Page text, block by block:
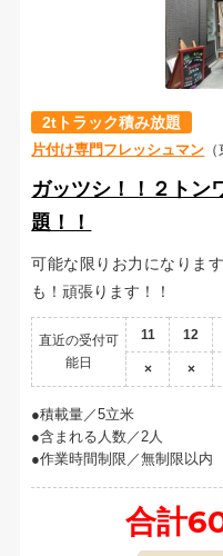
2tトラック積み放題
片付け専門フレッシュマン
ガッツシ！！２トン
題！！
可能な限りお力になりま
も！頑張ります！！
直近の受付可
能日
11 12
× ×
積載量／5立米
含まれる人数／2人
作業時間制限／無制限以内
合計